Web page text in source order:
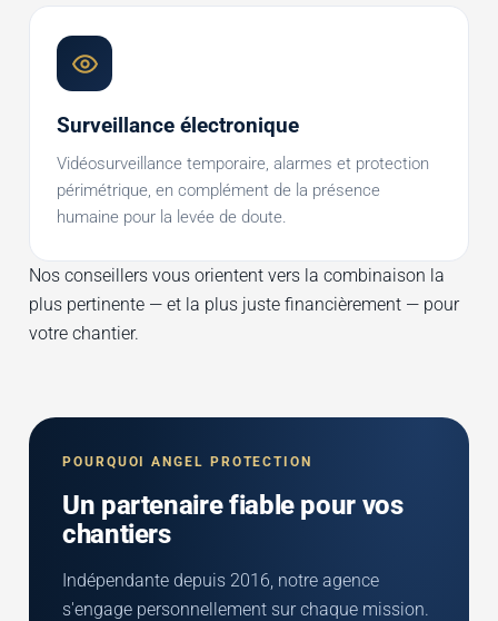
Surveillance électronique
Vidéosurveillance temporaire, alarmes et protection
périmétrique, en complément de la présence
humaine pour la levée de doute.
Nos conseillers vous orientent vers la combinaison la
plus pertinente — et la plus juste financièrement — pour
votre chantier.
POURQUOI ANGEL PROTECTION
Un partenaire fiable pour vos
chantiers
Indépendante depuis 2016, notre agence
s'engage personnellement sur chaque mission.